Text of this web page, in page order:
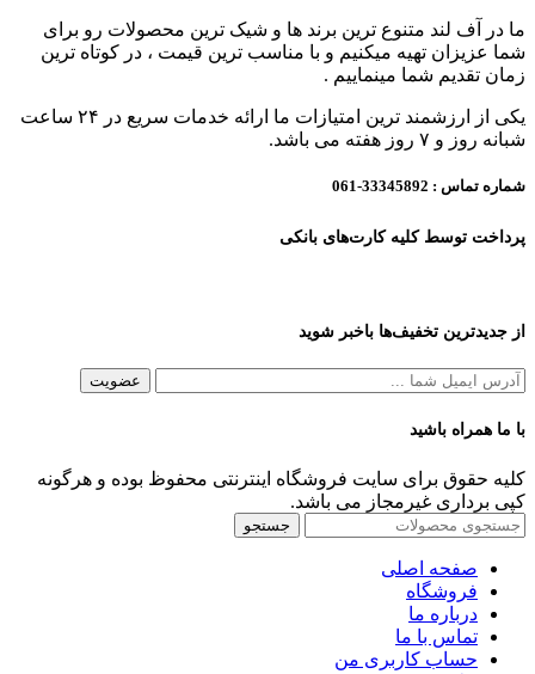
ما در آف لند متنوع ترین برند ها و شیک ترین محصولات رو برای
شما عزیزان تهیه میکنیم و با مناسب ترین قیمت ، در کوتاه ترین
زمان تقدیم شما مینماییم .
یکی از ارزشمند ترین امتیازات ما ارائه خدمات سریع در ۲۴ ساعت
شبانه روز و ۷ روز هفته می باشد.
شماره تماس : 33345892-061
پرداخت توسط کلیه کارت‌های بانکی
از جدیدترین تخفیف‌ها باخبر شوید
با ما همراه باشید
کلیه حقوق برای سایت فروشگاه اینترنتی محفوظ بوده و هرگونه
کپی برداری غیرمجاز می باشد.
جستجو
صفحه اصلی
فروشگاه
درباره ما
تماس با ما
حساب کاربری من